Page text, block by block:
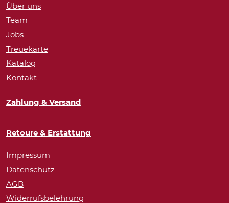
Über uns
Team
Jobs
Treuekarte
Katalog
Kontakt
Zahlung & Versand
Retoure & Erstattung
Impressum
Datenschutz
AGB
Widerrufsbelehrung